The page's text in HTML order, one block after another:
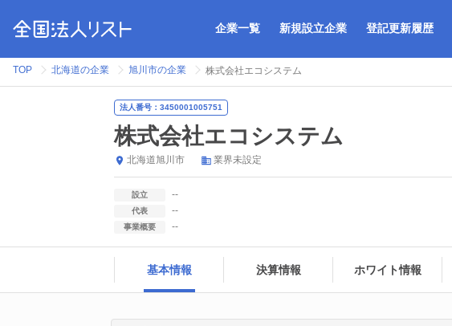
企業一覧 新規設立企業 登記更新履歴
TOP 北海道の企業 旭川市の企業 株式会社エコシステム
法人番号：3450001005751
株式会社エコシステム
北海道旭川市 業界未設定
設立 --
代表 --
事業概要 --
基本情報 決算情報 ホワイト情報